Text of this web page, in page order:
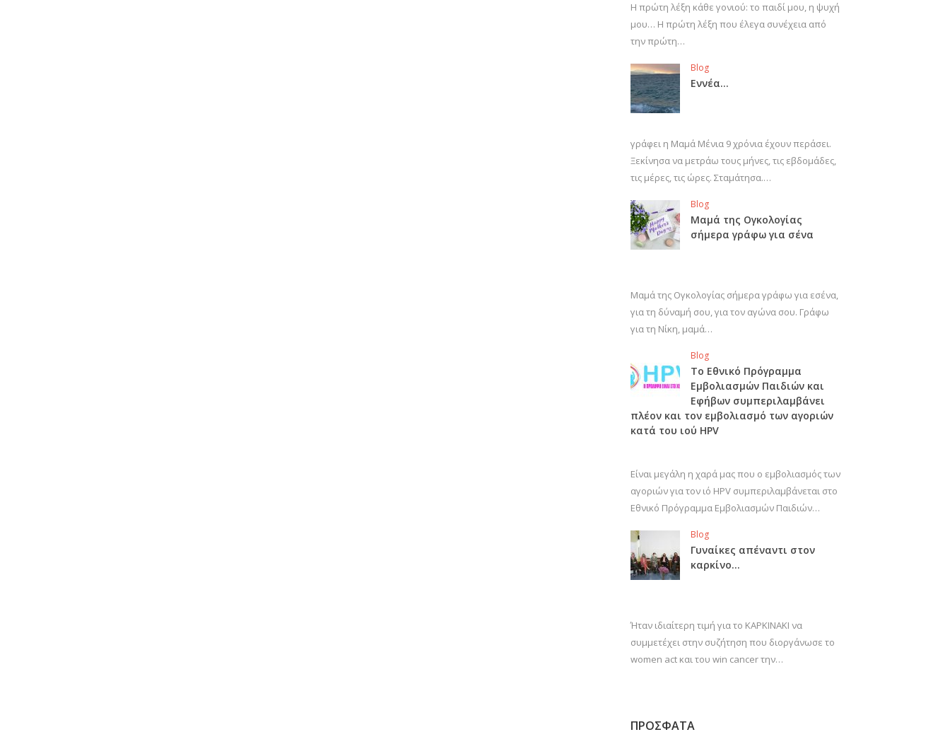
Η πρώτη λέξη κάθε γονιού: το παιδί μου, η ψυχή
μου… Η πρώτη λέξη που έλεγα συνέχεια από
την πρώτη…
Blog
Εννέα…
γράφει η Μαμά Μένια 9 χρόνια έχουν περάσει.
Ξεκίνησα να μετράω τους μήνες, τις εβδομάδες,
τις μέρες, τις ώρες. Σταμάτησα.…
Blog
Μαμά της Ογκολογίας
σήμερα γράφω για σένα
Μαμά της Ογκολογίας σήμερα γράφω για εσένα,
για τη δύναμή σου, για τον αγώνα σου. Γράφω
για τη Νίκη, μαμά…
Blog
Το Εθνικό Πρόγραμμα
Εμβολιασμών Παιδιών και
Εφήβων συμπεριλαμβάνει
πλέον και τον εμβολιασμό των αγοριών
κατά του ιού HPV
Είναι μεγάλη η χαρά μας που ο εμβολιασμός των
αγοριών για τον ιό HPV συμπεριλαμβάνεται στο
Εθνικό Πρόγραμμα Εμβολιασμών Παιδιών…
Blog
Γυναίκες απέναντι στον
καρκίνο…
Ήταν ιδιαίτερη τιμή για το ΚΑΡΚΙΝΑΚΙ να
συμμετέχει στην συζήτηση που διοργάνωσε το
women act και του win cancer την…
ΠΡΟΣΦΑΤΑ